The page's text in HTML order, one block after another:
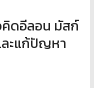
ดอีลอน มัสก์
ละแก้ปัญหา